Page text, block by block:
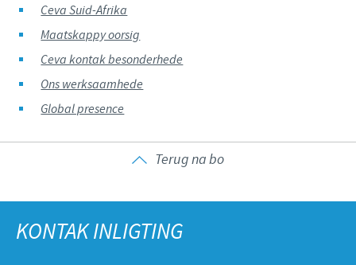
Ceva Suid-Afrika
Maatskappy oorsig
Ceva kontak besonderhede
Ons werksaamhede
Global presence
Terug na bo
KONTAK INLIGTING